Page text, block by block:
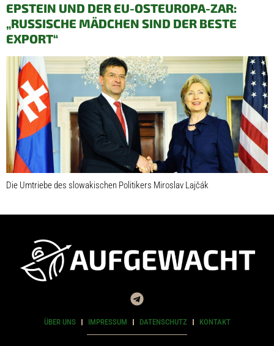
EPSTEIN UND DER EU-OSTEUROPA-ZAR:
„RUSSISCHE MÄDCHEN SIND DER BESTE
EXPORT“
Die Umtriebe des slowakischen Politikers Miroslav Lajčák
ÜBER UNS IMPRESSUM DATENSCHUTZ KONTAKT